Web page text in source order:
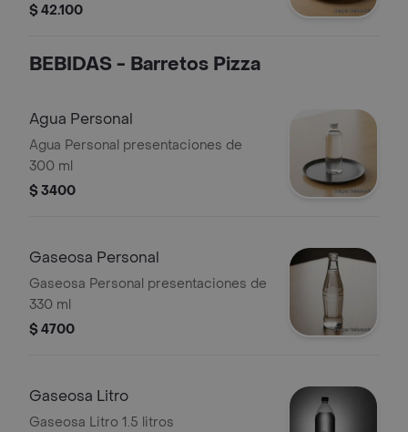
seleccionar tus otros 2 sabores)
$ 42.100
BEBIDAS - Barretos Pizza
Agua Personal
Agua Personal presentaciones de
300 ml
$ 3400
Gaseosa Personal
Gaseosa Personal presentaciones de
330 ml
$ 4700
Gaseosa Litro
Gaseosa Litro 1.5 litros